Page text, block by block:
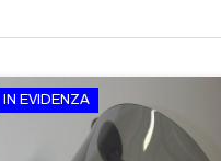
IN EVIDENZA